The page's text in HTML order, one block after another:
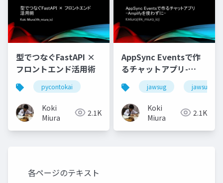
型でつなぐFastAPI ×
フロントエンド活用術
pycontokai
Koki
Miura
2.1K
AppSync Eventsで作
るチャットアプリ-
Amplifyを使わずに-
jawsug
Koki
Miura
2.1K
各ページのテキスト